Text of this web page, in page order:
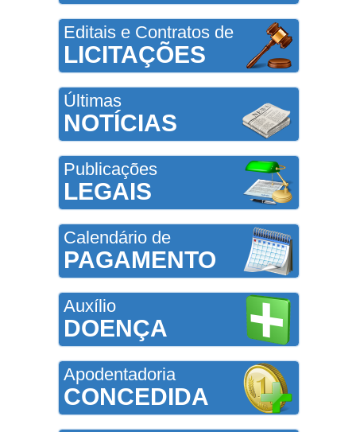
Editais e Contratos de
LICITAÇÕES
Últimas
NOTÍCIAS
Publicações
LEGAIS
Calendário de
PAGAMENTO
Auxílio
DOENÇA
Apodentadoria
CONCEDIDA